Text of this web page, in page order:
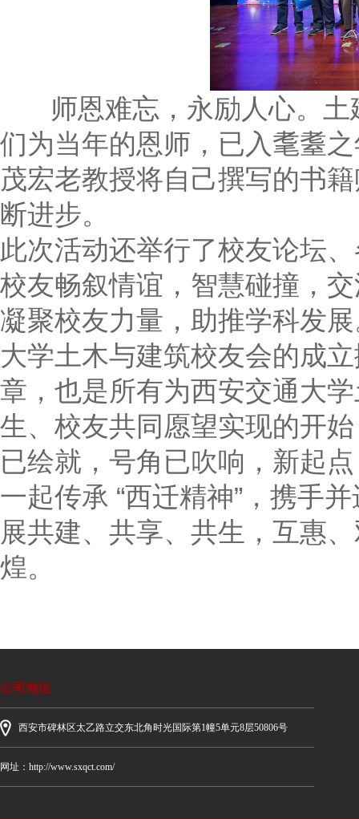
师恩难忘，永励人心。土
们为当年的恩师，已入耄耋
茂宏老教授将自己撰写的书
断进步。
此次活动还举行了校友论坛
校友畅叙情谊，智慧碰撞，
凝聚校友力量，助推学科发
大学土木与建筑校友会的成
章，也是所有为西安交通大
生、校友共同愿望实现的开
已绘就，号角已吹响，新起
一起传承 “西迁精神”，携手
展共建、共享、共生，互惠
煌。
公司地址
西安市碑林区太乙路立交东北角时光国际第1幢5单元8层50806号
网址：http://www.sxqct.com/